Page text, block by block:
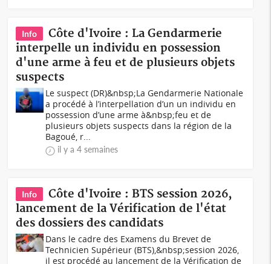
Info
Côte d'Ivoire : La Gendarmerie
interpelle un individu en possession
d'une arme à feu et de plusieurs objets
suspects
Le suspect (DR)&nbsp;La Gendarmerie Nationale
a procédé à l’interpellation d’un un individu en
possession d’une arme à&nbsp;feu et de
plusieurs objets suspects dans la région de la
Bagoué, r...
il y a 4 semaines
Info
Côte d'Ivoire : BTS session 2026,
lancement de la Vérification de l'état
des dossiers des candidats
Dans le cadre des Examens du Brevet de
Technicien Supérieur (BTS),&nbsp;session 2026,
il est procédé au lancement de la Vérification de